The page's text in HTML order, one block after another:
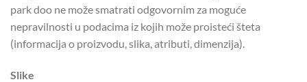
park doo ne može smatrati odgovornim za moguće
nepravilnosti u podacima iz kojih može proisteći šteta
(informacija o proizvodu, slika, atributi, dimenzija).
Slike